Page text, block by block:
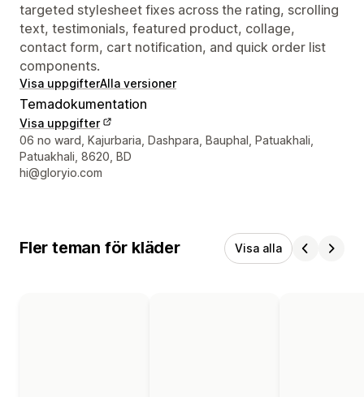
targeted stylesheet fixes across the rating, scrolling
text, testimonials, featured product, collage,
contact form, cart notification, and quick order list
components.
Visa uppgifterAlla versioner
Temadokumentation
Visa uppgifter
Designerns kontaktuppgifter
06 no ward, Kajurbaria, Dashpara, Bauphal, Patuakhali,
Patuakhali, 8620, BD
hi@gloryio.com
Fler teman för kläder Visa alla